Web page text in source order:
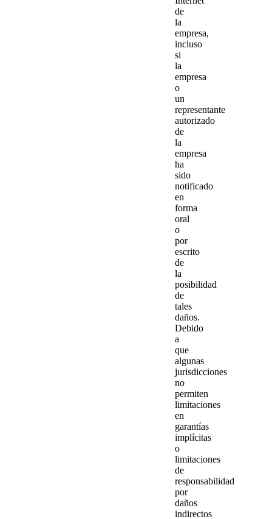
de
la
empresa,
incluso
si
la
empresa
o
un
representante
autorizado
de
la
empresa
ha
sido
notificado
en
forma
oral
o
por
escrito
de
la
posibilidad
de
tales
daños.
Debido
a
que
algunas
jurisdicciones
no
permiten
limitaciones
en
garantías
implícitas
o
limitaciones
de
responsabilidad
por
daños
indirectos